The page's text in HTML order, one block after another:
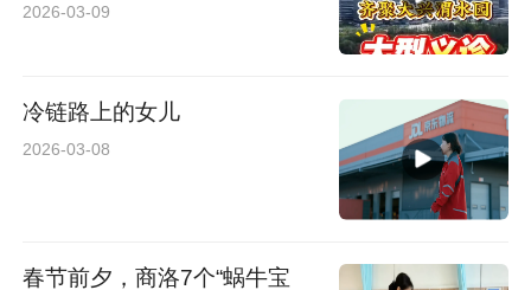
2026-03-09
冷链路上的女儿
2026-03-08
春节前夕，商洛7个“蜗牛宝